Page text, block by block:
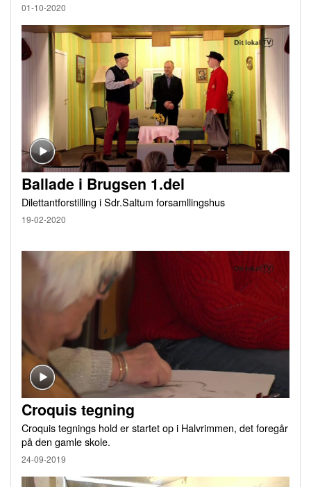
01-10-2020
Ballade i Brugsen 1.del
Dilettantforstilling i Sdr.Saltum forsamllingshus
19-02-2020
Croquis tegning
Croquis tegnings hold er startet op i Halvrimmen, det foregår
på den gamle skole.
24-09-2019